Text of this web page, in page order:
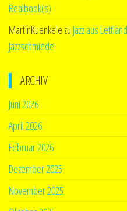
Realbook(s)
MartinKuenkele zu Jazz aus
Jazzschmiede
ARCHIV
Juni 2026
April 2026
Februar 2026
Dezember 2025
November 2025